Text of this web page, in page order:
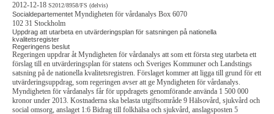
2012-12-18 S2012/8958/FS (delvis)
Socialdepartementet Myndigheten för vårdanalys Box 6070
102 31 Stockholm
Uppdrag att utarbeta en utvärderingsplan för satsningen på nationella
kvalitetsregister
Regeringens beslut
Regeringen uppdrar åt Myndigheten för vårdanalys att som ett första steg utarbeta ett
förslag till en utvärderingsplan för statens och Sveriges Kommuner och Landstings
satsning på de nationella kvalitetsregistren. Förslaget kommer att ligga till grund för ett
utvärderingsuppdrag, som regeringen avser att ge Myndigheten för vårdanalys.
Myndigheten för vårdanalys får för uppdragets genomförande använda 1 500 000
kronor under 2013. Kostnaderna ska belasta utgiftsområde 9 Hälsovård, sjukvård och
social omsorg, anslaget 1:6 Bidrag till folkhälsa och sjukvård, anslagsposten 5